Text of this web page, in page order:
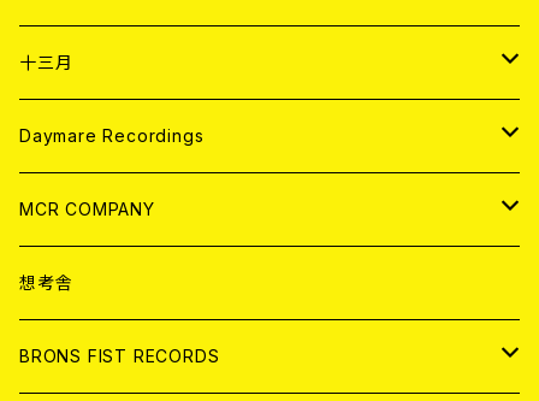
ANALOG
アパレル
CD
ANALOG
十三月
CD
ANALOG
Daymare Recordings
CD
ANALOG
MCR COMPANY
CD
アパレル
想考舎
BRONS FIST RECORDS